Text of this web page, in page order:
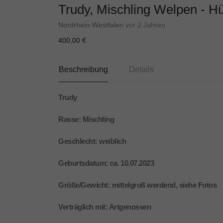
Trudy, Mischling Welpen -
Nordrhein-Westfalen vor 2 Jahren
400,00 €
Beschreibung Details
Trudy
Rasse: Mischling
Geschlecht: weiblich
Geburtsdatum: ca. 10.07.2023
Größe/Gewicht: mittelgroß werdend, siehe Fotos
Verträglich mit: Artgenossen